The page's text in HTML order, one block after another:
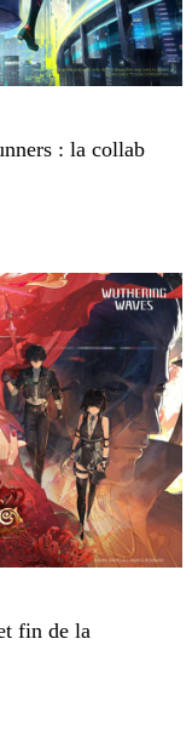
: la collab
fin de la